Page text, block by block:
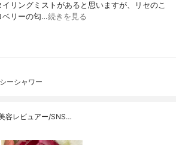
リングミストがあると思いますが、リセのこ
ベリーの匂…続きを見る
ーシャワー
容レビュアー/SNS…